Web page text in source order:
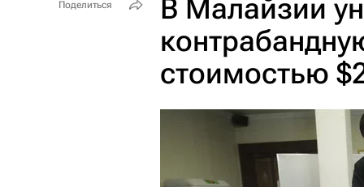
В Малайзии
стоимостью
Поделиться